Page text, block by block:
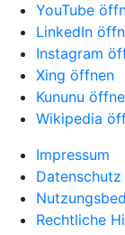
YouTube
LinkedIn
Instagram
Xing öffnen
Kununu
Wikipedia
Impressum
Datenschutz
Rechtliche